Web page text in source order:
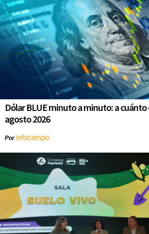
Dólar BLUE minuto a minuto: a
agosto 2026
Porinfocampo